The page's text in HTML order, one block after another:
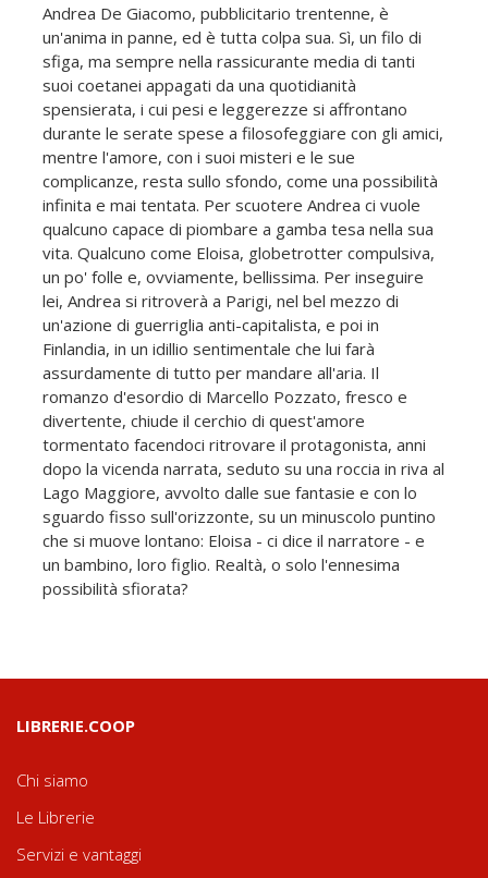
Andrea De Giacomo, pubblicitario trentenne, è
un'anima in panne, ed è tutta colpa sua. Sì, un filo di
sfiga, ma sempre nella rassicurante media di tanti
suoi coetanei appagati da una quotidianità
spensierata, i cui pesi e leggerezze si affrontano
durante le serate spese a filosofeggiare con gli amici,
mentre l'amore, con i suoi misteri e le sue
complicanze, resta sullo sfondo, come una possibilità
infinita e mai tentata. Per scuotere Andrea ci vuole
qualcuno capace di piombare a gamba tesa nella sua
vita. Qualcuno come Eloisa, globetrotter compulsiva,
un po' folle e, ovviamente, bellissima. Per inseguire
lei, Andrea si ritroverà a Parigi, nel bel mezzo di
un'azione di guerriglia anti-capitalista, e poi in
Finlandia, in un idillio sentimentale che lui farà
assurdamente di tutto per mandare all'aria. Il
romanzo d'esordio di Marcello Pozzato, fresco e
divertente, chiude il cerchio di quest'amore
tormentato facendoci ritrovare il protagonista, anni
dopo la vicenda narrata, seduto su una roccia in riva al
Lago Maggiore, avvolto dalle sue fantasie e con lo
sguardo fisso sull'orizzonte, su un minuscolo puntino
che si muove lontano: Eloisa - ci dice il narratore - e
un bambino, loro figlio. Realtà, o solo l'ennesima
possibilità sfiorata?
LIBRERIE.COOP
Chi siamo
Le Librerie
Servizi e vantaggi